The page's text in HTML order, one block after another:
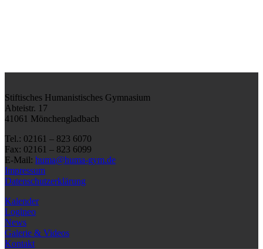
Stiftisches Humanistisches Gymnasium
Abteistr. 17
41061 Mönchengladbach
Tel.: 02161 – 823 6070
Fax: 02161 – 823 6099
E-Mail: huma@huma-gym.de
Impressum
Datenschutzerklärung
Kalender
Logineo
News
Galerie & Videos
Kontakt